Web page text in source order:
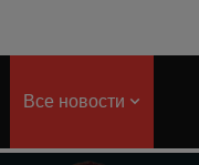
Все новости